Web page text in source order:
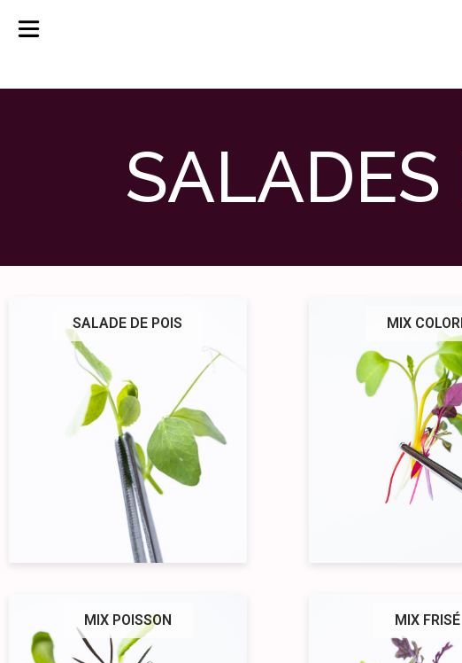
SALADE DE POIS MIX
MIX POISSON MIX FRISÉ